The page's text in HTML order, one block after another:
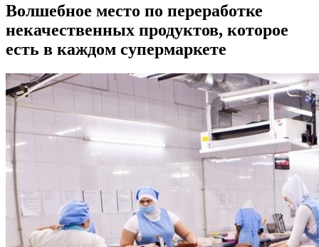
Волшебное место по переработке
некачественных продуктов, которое
есть в каждом супермаркете